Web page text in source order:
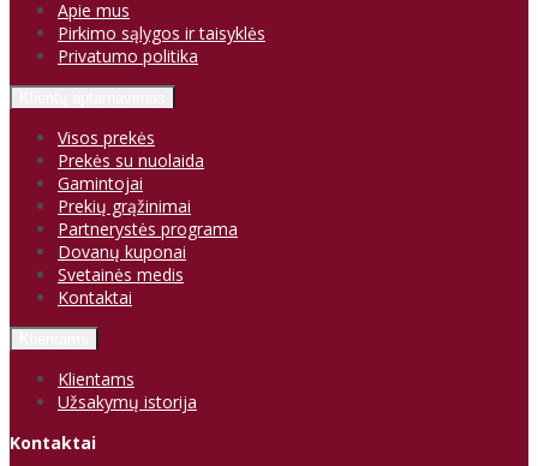
Apie mus
Pirkimo sąlygos ir taisyklės
Privatumo politika
Visos prekės
Prekės su nuolaida
Gamintojai
Prekių grąžinimai
Partnerystės programa
Dovanų kuponai
Svetainės medis
Kontaktai
Klientams
Užsakymų istorija
Kontaktai